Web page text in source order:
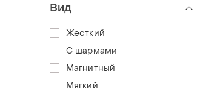
Вид
Жесткий
С шармами
Магнитный
Мягкий